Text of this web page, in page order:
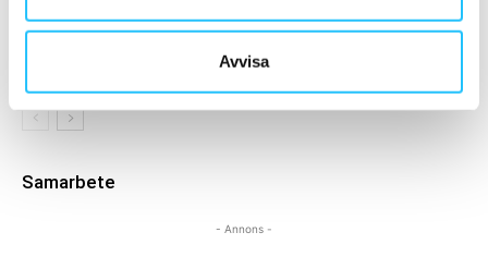
Avvisa
fritid är mer än bara föreningsliv –
släpp in även privata aktörer
Samarbete
- Annons -